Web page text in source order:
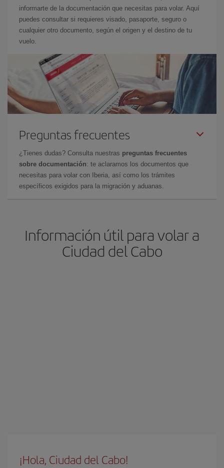
informarte de la documentación que necesitas para volar. Aquí
puedes consultar si requieres visado, pasaporte, seguro o
cualquier otro documento, según el origen y el destino de tu
vuelo.
Preguntas frecuentes
¿Tienes dudas? Consulta nuestras preguntas frecuentes
sobre documentación: te aclaramos los documentos que
necesitas para volar con Iberia, así como los trámites
específicos exigidos para la migración y aduanas.
Información útil para volar a
Ciudad del Cabo
¡Hola, Ciudad del Cabo!